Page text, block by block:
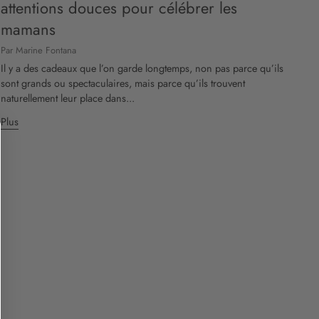
attentions douces pour célébrer les
mamans
Par Marine Fontana
Il y a des cadeaux que l’on garde longtemps, non pas parce qu’ils
sont grands ou spectaculaires, mais parce qu’ils trouvent
naturellement leur place dans...
Plus